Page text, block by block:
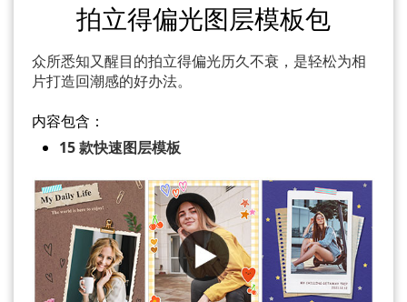
拍立得偏光图层模板包
众所悉知又醒目的拍立得偏光历久不衰，是轻松为相
片打造回潮感的好办法。
内容包含：
15 款快速图层模板